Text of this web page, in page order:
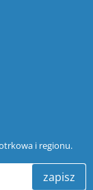
i regionu.
zapisz